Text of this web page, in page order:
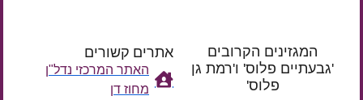
המגזינים הקרובים
'גבעתיים פלוס' ו'רמת גן
פלוס'
אתרים קשורים
האתר המרכזי נדל"ן
מחוז דן